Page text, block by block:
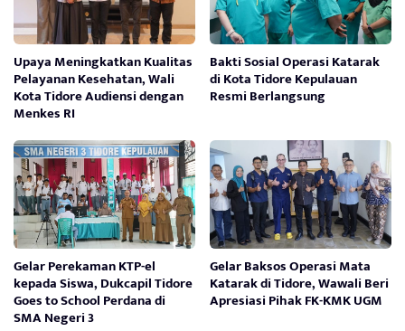
Upaya Meningkatkan Kualitas
Pelayanan Kesehatan, Wali
Kota Tidore Audiensi dengan
Menkes RI
Bakti Sosial Operasi Katarak
di Kota Tidore Kepulauan
Resmi Berlangsung
Gelar Perekaman KTP-el
kepada Siswa, Dukcapil Tidore
Goes to School Perdana di
SMA Negeri 3
Gelar Baksos Operasi Mata
Katarak di Tidore, Wawali Beri
Apresiasi Pihak FK-KMK UGM